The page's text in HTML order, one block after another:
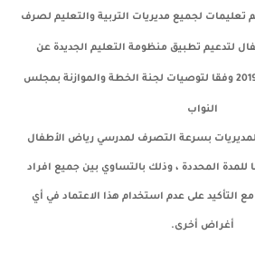
تعليمات لجميع مديريات التربية والتعليم لصرف
لتدعيم تطبيق منظومة التعليم الجديدة عن
الشهور من ابريل إلى يونيو 2019 وفقا لتوصيات لجنة الخطة والموازنة بمجلس
النواب
بسرعة التصرف لمدرسي رياض الأطفال
المحددة ، وذلك بالتساوي بين جميع افراد
التأكيد على عدم استخدام هذا الاعتماد في أي
أغراض أخرى.